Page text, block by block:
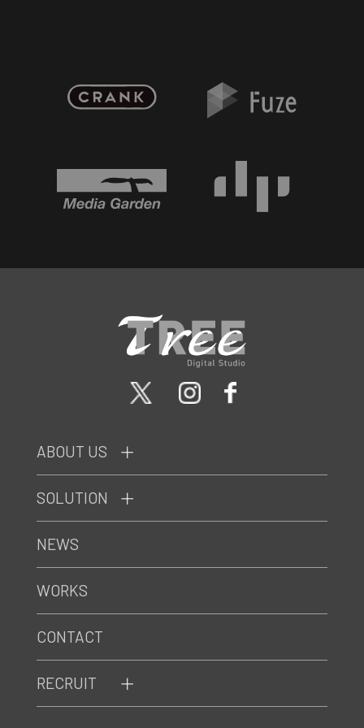
ABOUT US
SOLUTION
RECRUIT
NEWS
WORKS
CONTACT